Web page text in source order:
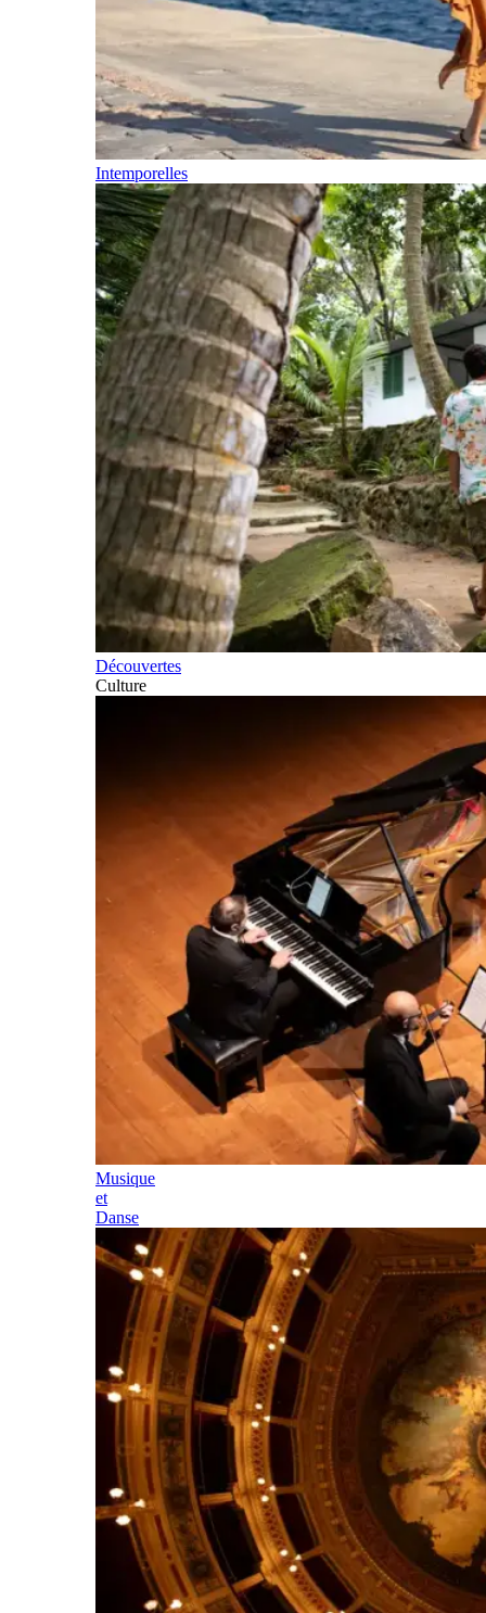
Intemporelles
Découvertes
Culture
Musique
et
Danse